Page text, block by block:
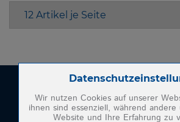
WASCHEN
Wenko-Wenselaar GmbH &
Im Hülsenfeld 10
40721 Hilden
Zum Betrieb der Seite
Name
PHP Session Cookie
Wir nutzen Cookies auf unserer
ihnen sind essenziell, während
Website und Ihre Erfahrung zu